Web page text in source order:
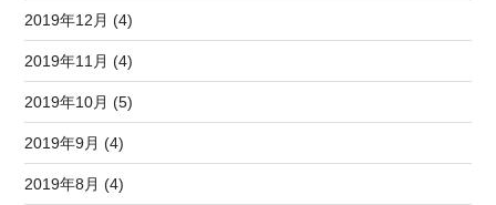
2019年12月 (4)
2019年11月 (4)
2019年10月 (5)
2019年9月 (4)
2019年8月 (4)